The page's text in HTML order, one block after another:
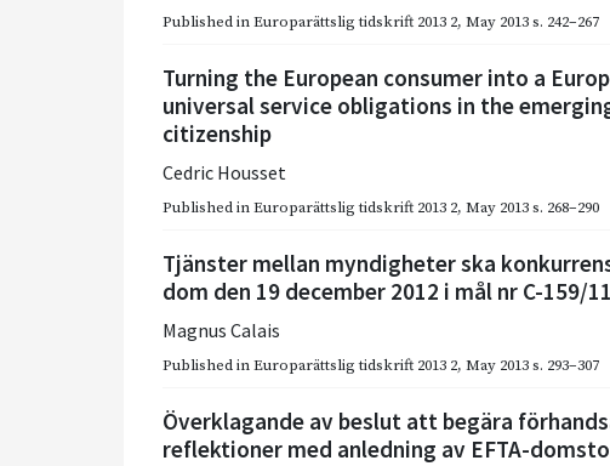
Published inEuroparättslig tidskrift 2013 2, May 2013s. 242–267
Turning the European consumer into a
universal service obligations in the
citizenship
Cedric Housset
Published inEuroparättslig tidskrift 2013 2, May 2013s. 268–290
Tjänster mellan myndigheter ska
dom den 19 december 2012 i mål nr C-159/
Magnus Calais
Published inEuroparättslig tidskrift 2013 2, May 2013s. 293–307
Överklagande av beslut att begära
reflektioner med anledning av EFTA-